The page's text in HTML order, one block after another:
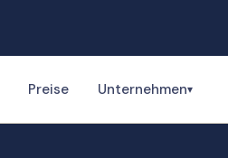
Preise Unternehmen▾